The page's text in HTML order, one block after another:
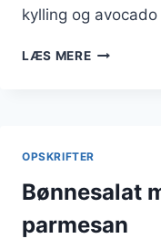
kylling og
LÆS MERE
OPSKRIFTER
Bønnesalat
parmesan